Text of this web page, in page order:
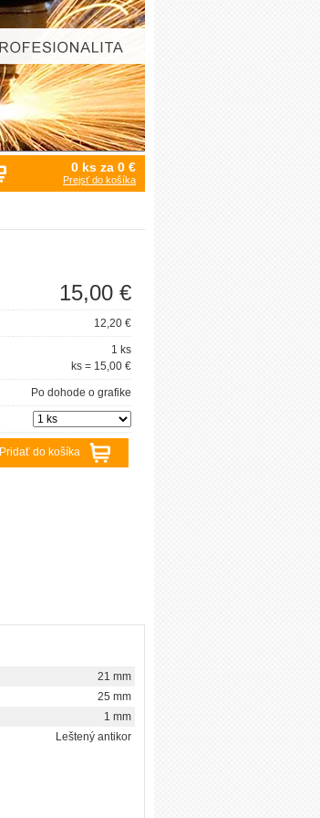
15,00 €
12,20 €
1 ks
ks = 15,00 €
Po dohode o grafike
Pridať do košíka
21 mm
25 mm
1 mm
Leštený antikor
0 ks za 0 €
Prejsť do košíka